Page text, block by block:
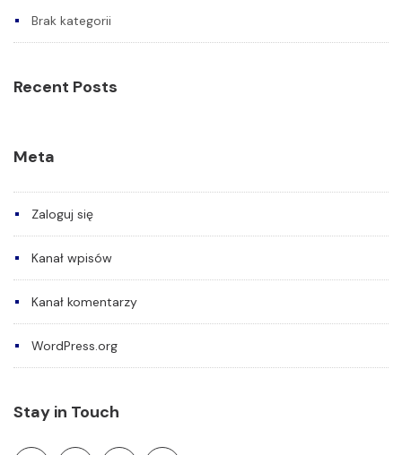
Brak kategorii
Recent Posts
Meta
Zaloguj się
Kanał wpisów
Kanał komentarzy
WordPress.org
Stay in Touch